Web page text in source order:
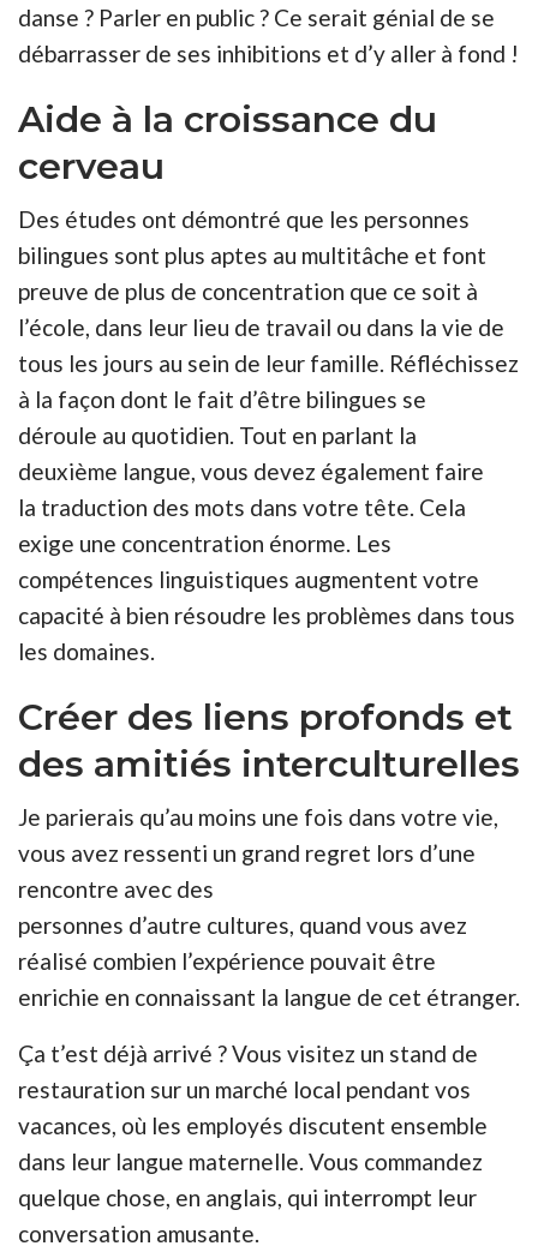
danse ? Parler en public ? Ce serait génial de se
débarrasser de ses inhibitions et d’y aller à fond !
Aide à la croissance du
cerveau
Des études ont démontré que les personnes
bilingues sont plus aptes au multitâche et font
preuve de plus de concentration que ce soit à
l’école, dans leur lieu de travail ou dans la vie de
tous les jours au sein de leur famille. Réfléchissez
à la façon dont le fait d’être bilingues se
déroule au quotidien. Tout en parlant la
deuxième langue, vous devez également faire
la traduction des mots dans votre tête. Cela
exige une concentration énorme. Les
compétences linguistiques augmentent votre
capacité à bien résoudre les problèmes dans tous
les domaines.
Créer des liens profonds et
des amitiés interculturelles
Je parierais qu’au moins une fois dans votre vie,
vous avez ressenti un grand regret lors d’une
rencontre avec des
personnes d’autre cultures, quand vous avez
réalisé combien l’expérience pouvait être
enrichie en connaissant la langue de cet étranger.
Ça t’est déjà arrivé ? Vous visitez un stand de
restauration sur un marché local pendant vos
vacances, où les employés discutent ensemble
dans leur langue maternelle. Vous commandez
quelque chose, en anglais, qui interrompt leur
conversation amusante.